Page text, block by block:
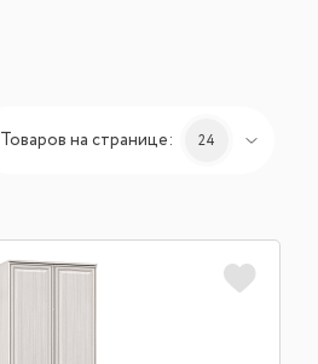
Товаров на странице: 24